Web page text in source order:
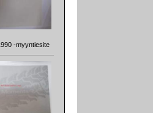
-myyntiesite